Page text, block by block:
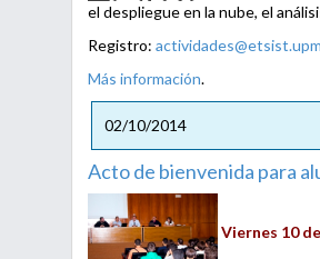
el despliegue en la nube, el
Registro:
Más información.
02/10/2014
Acto de bienvenida para
Viernes 10